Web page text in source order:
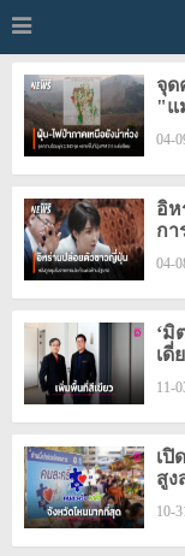
จุด
"แ
04-
อิห
กา
04-
‘มิ
เดี่
11-
เปิ
สูง
10-